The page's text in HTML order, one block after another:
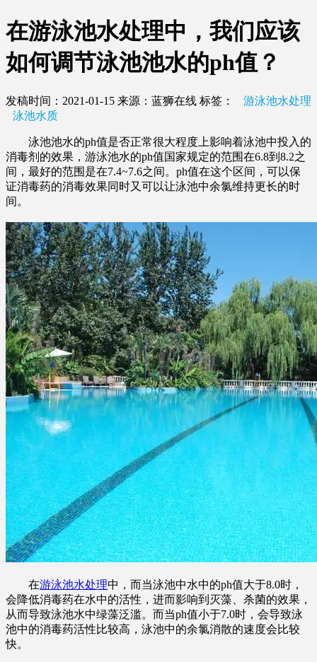
在游泳池水处理中，我们应该
如何调节泳池池水的ph值？
发稿时间：2021-01-15 来源：蓝狮在线 标签：
游泳池水处理
泳池水质
泳池池水的ph值是否正常很大程度上影响着泳池中投入的
消毒剂的效果，游泳池水的ph值国家规定的范围在6.8到8.2之
间，最好的范围是在7.4~7.6之间。ph值在这个区间，可以保
证消毒药的消毒效果同时又可以让泳池中余氯维持更长的时
间。
在游泳池水处理中，而当泳池中水中的ph值大于8.0时，
会降低消毒药在水中的活性，进而影响到灭藻、杀菌的效果，
从而导致泳池水中绿藻泛滥。而当ph值小于7.0时，会导致泳
池中的消毒药活性比较高，泳池中的余氯消散的速度会比较
快。